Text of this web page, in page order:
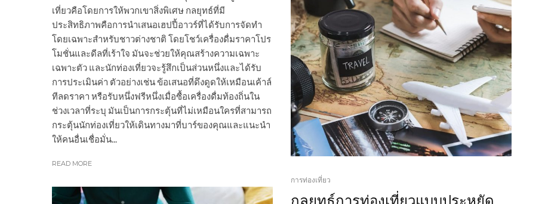
เที่ยวคือโดยการให้พวกเขาสิ่งพิเศษ กลยุทธ์ที่มี
ประสิทธิภาพคือการนำเสนอเฮปปี้อาวร์ที่ได้รับการจัดทำ
โดยเฉพาะสำหรับชาวต่างชาติ โดยโชว์เครื่องดื่มราคาโปร
โมชั่นและดีลที่เร้าใจ มันจะช่วยให้คุณสร้างความเฉพาะ
เฉพาะตัว และนักท่องเที่ยวจะรู้สึกเป็นส่วนหนึ่งและได้รับ
การประเมินค่า ตัวอย่างเช่น ข้อเสนอที่ดึงดูดให้เหมือนเค้าล์
ทีลดราคา หรือรับหนึ่งฟรีหนึ่งเมื่อซื้อเครื่องดื่มท้องถิ่นใน
ช่วงเวลาที่ระบุ มันเป็นการกระตุ้นที่ไม่เหมือนใครที่สามารถ
กระตุ้นนักท่องเที่ยวให้เดินทางมาที่บาร์ของคุณและแนะนำ
ให้คนอื่นเชื่อมั่น...
READ MORE
การท่องเที่ยว
กลยุทธ์การท่องเที่ยวแบบประหยัด